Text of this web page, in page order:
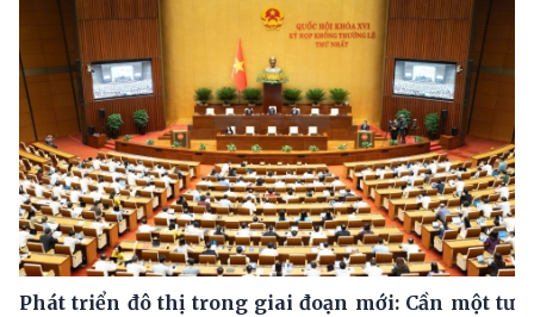
Phát triển đô thị trong giai đoạn mới: Cần một tư